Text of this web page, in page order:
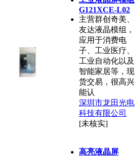
G121XCE-L02
主营群创奇美、
友达液晶模组，
应用于消费电
子、工业医疗、
工业自动化以及
智能家居等，现
货交易，很高兴
能认
深圳市龙田光电
科技有限公司
[未核实]
高亮液晶屏